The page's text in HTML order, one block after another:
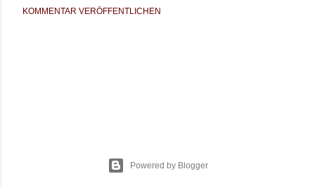
KOMMENTAR VERÖFFENTLICHEN
Powered by Blogger